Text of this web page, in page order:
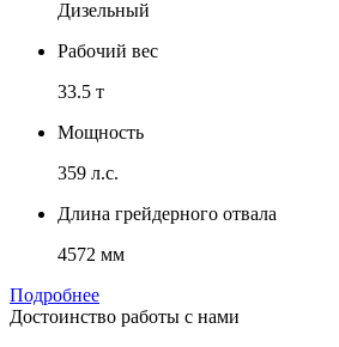
Дизельный
Рабочий вес
33.5 т
Мощность
359 л.с.
Длина грейдерного отвала
4572 мм
Подробнее
Достоинство работы с нами